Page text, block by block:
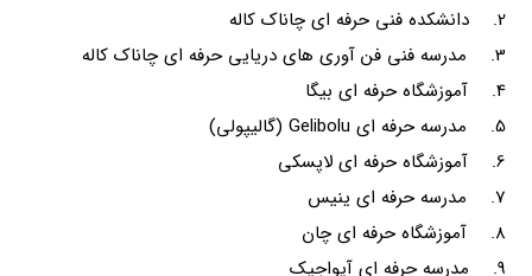
2. دانشکده فنی حرفه ای چاناک کاله
3. مدرسه فنی فن آوری های دریایی حرفه ای چاناک کاله
4. آموزشگاه حرفه ای بیگا
5. مدرسه حرفه ای Gelibolu (گالیپولی)
6. آموزشگاه حرفه ای لاپسکی
7. مدرسه حرفه ای ینیس
8. آموزشگاه حرفه ای چان
9. مدرسه حرفه ای آیواجیک